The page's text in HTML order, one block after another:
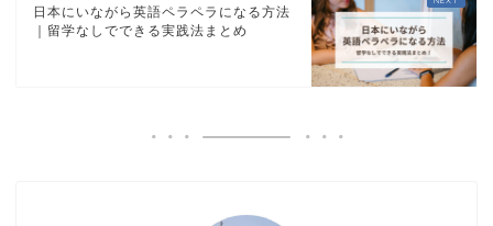
日本にいながら英語ペラペラになる方法
｜留学なしでできる実践法まとめ